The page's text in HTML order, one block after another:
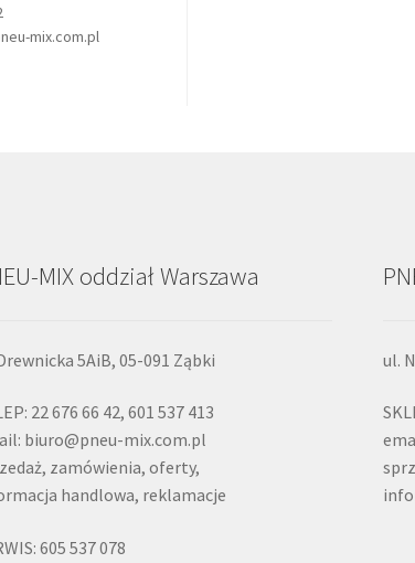
mix.com.pl
MIX oddział Warszawa
5AiB, 05-091 Ząbki
22 676 66 42, 601 537 413
biuro@pneu-mix.com.pl
zamówienia, oferty,
handlowa, reklamacje
605 537 078
ul.